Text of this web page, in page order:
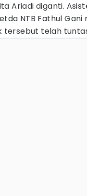
Ariadi diganti.
NTB Fathul
tersebut telah